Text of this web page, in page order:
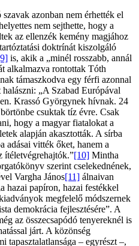
azonban nem érhették el
nem sejthette, hogy a
az ellenzék kemény magjához
doktrínát kiszolgáló
is, akik a „minél rosszabb, annál
alkalmazva rontottak Tóth
támaszkodva egy férfi azonnal
halászni: „A Szabad Európával
Krassó Györgynek hívnak. 24
csuktak tíz évre. Csak
hogy a magyar fiatalokat a
alapján akasztották. A sírba
adásai vitték őket, hanem a
ítéletvégrehajtók.”[10] Mintha
szerint cselekednének,
Vargha János[11] álnaivan
hazai papíron, hazai festékkel
megfelelő módszernek
demokrácia fejlesztésére”. A
az összecsapódó tenyereknél is
járt. A közönség
tapasztalatlansága – egyrészt –,